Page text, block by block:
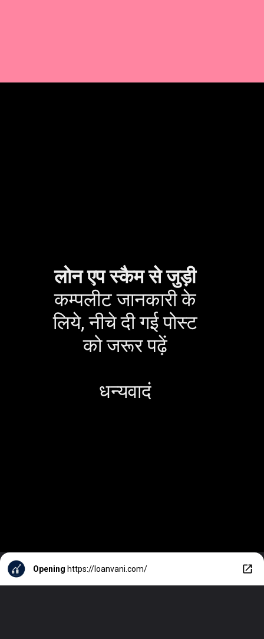
लोन एप स्कैम से जुड़ी
कम्पलीट जानकारी के
लिये, नीचे दी गई पोस्ट
को जरूर पढ़ें
धन्यवादं
Opening https://loanvani.com/